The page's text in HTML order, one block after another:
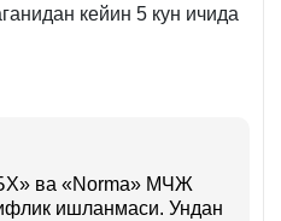
кейин 5 кун ичида
ва «Norma» МЧЖ
ишланмаси. Ундан